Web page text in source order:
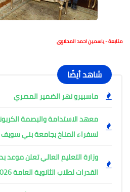
متابعة - ياسمين احمد المحلاوى
شاهد أيضًا
ماسبيرو نهر الضمير المصري
معهد الاستدامة والبصمة
لسفراء المناخ بجامعة بني سويف
وزارة التعليم العالي تعلن موعد
القدرات لطلاب الثانوية العامة 2026